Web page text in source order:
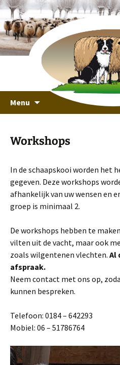
Schaapskooi
recreeren in een
Menu
Workshops
In de schaapskooi worden het
gegeven. Deze workshops
afhankelijk van uw wensen en
groep is minimaal 2.
De workshops hebben te
vilten uit de vacht, maar ook
zoals wilgentenen vlechten. Al
afspraak.
Neem contact met ons op,
kunnen bespreken.
Telefoon: 0184 – 642293
Mobiel: 06 – 51786764